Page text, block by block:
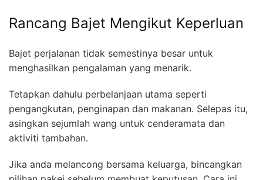
Rancang Bajet Mengikut Keperluan
Bajet perjalanan tidak semestinya besar untuk
menghasilkan pengalaman yang menarik.
Tetapkan dahulu perbelanjaan utama seperti
pengangkutan, penginapan dan makanan. Selepas itu,
asingkan sejumlah wang untuk cenderamata dan
aktiviti tambahan.
Jika anda melancong bersama keluarga, bincangkan